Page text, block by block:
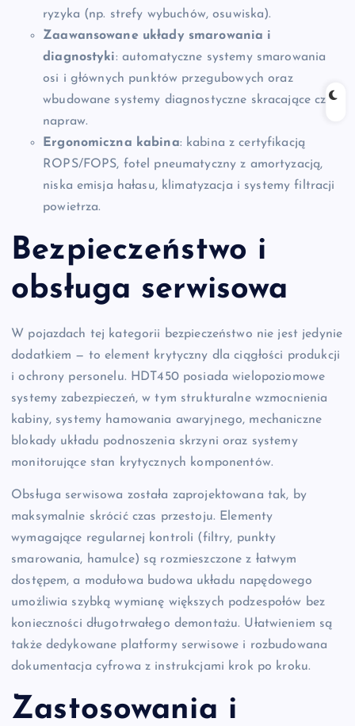
ryzyka (np. strefy wybuchów, osuwiska).
Zaawansowane układy smarowania i
diagnostyki: automatyczne systemy smarowania
osi i głównych punktów przegubowych oraz
wbudowane systemy diagnostyczne skracające czas
napraw.
Ergonomiczna kabina: kabina z certyfikacją
ROPS/FOPS, fotel pneumatyczny z amortyzacją,
niska emisja hałasu, klimatyzacja i systemy filtracji
powietrza.
Bezpieczeństwo i
obsługa serwisowa
W pojazdach tej kategorii bezpieczeństwo nie jest jedynie
dodatkiem — to element krytyczny dla ciągłości produkcji
i ochrony personelu. HDT450 posiada wielopoziomowe
systemy zabezpieczeń, w tym strukturalne wzmocnienia
kabiny, systemy hamowania awaryjnego, mechaniczne
blokady układu podnoszenia skrzyni oraz systemy
monitorujące stan krytycznych komponentów.
Obsługa serwisowa została zaprojektowana tak, by
maksymalnie skrócić czas przestoju. Elementy
wymagające regularnej kontroli (filtry, punkty
smarowania, hamulce) są rozmieszczone z łatwym
dostępem, a modułowa budowa układu napędowego
umożliwia szybką wymianę większych podzespołów bez
konieczności długotrwałego demontażu. Ułatwieniem są
także dedykowane platformy serwisowe i rozbudowana
dokumentacja cyfrowa z instrukcjami krok po kroku.
Zastosowania i